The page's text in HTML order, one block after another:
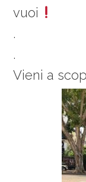
vuoi
.
.
Vieni a